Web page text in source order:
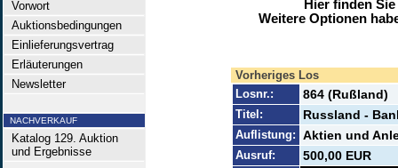
Vorwort
Auktionsbedingungen
Einlieferungsvertrag
Erläuterungen
Newsletter
NACHVERKAUF
Katalog 129. Auktion
und Ergebnisse
Hier finden
Weitere Optionen
Vorheriges Los
Losnr.:
864 (Rußland)
Titel: Russland -
Auflistung: Aktien und
Ausruf: 500,00 EUR